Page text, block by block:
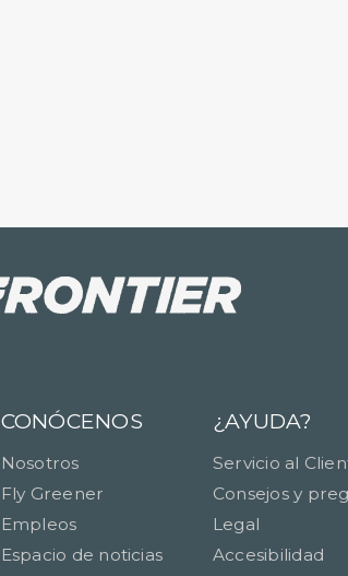
CONÓCENOS
Nosotros
Fly Greener
Empleos
Espacio de noticias
¿AYUDA?
Servicio al
Consejos y
Legal
Accesibilidad